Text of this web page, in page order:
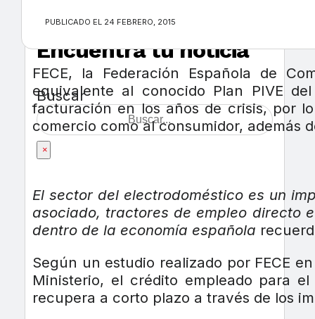
Encuentra tu noticia
Buscar
×
PUBLICADO EL 24 FEBRERO, 2015
FECE, la Federación Española de
equivalente al conocido Plan PIVE
facturación en los años de crisis, por
comercio como al consumidor, además
El sector del electrodoméstico es un
asociado, tractores de empleo directo
dentro de la economía española
Según un estudio realizado por FECE
Ministerio, el crédito empleado para
recupera a corto plazo a través de los